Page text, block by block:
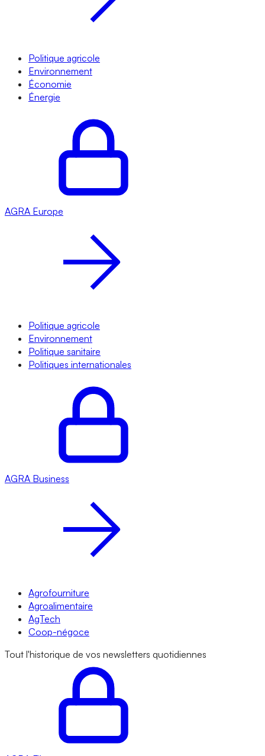
Politique agricole
Environnement
Économie
Énergie
AGRA Europe
Politique agricole
Environnement
Politique sanitaire
Politiques internationales
AGRA Business
Agrofourniture
Agroalimentaire
AgTech
Coop-négoce
Tout l'historique de vos newsletters quotidiennes